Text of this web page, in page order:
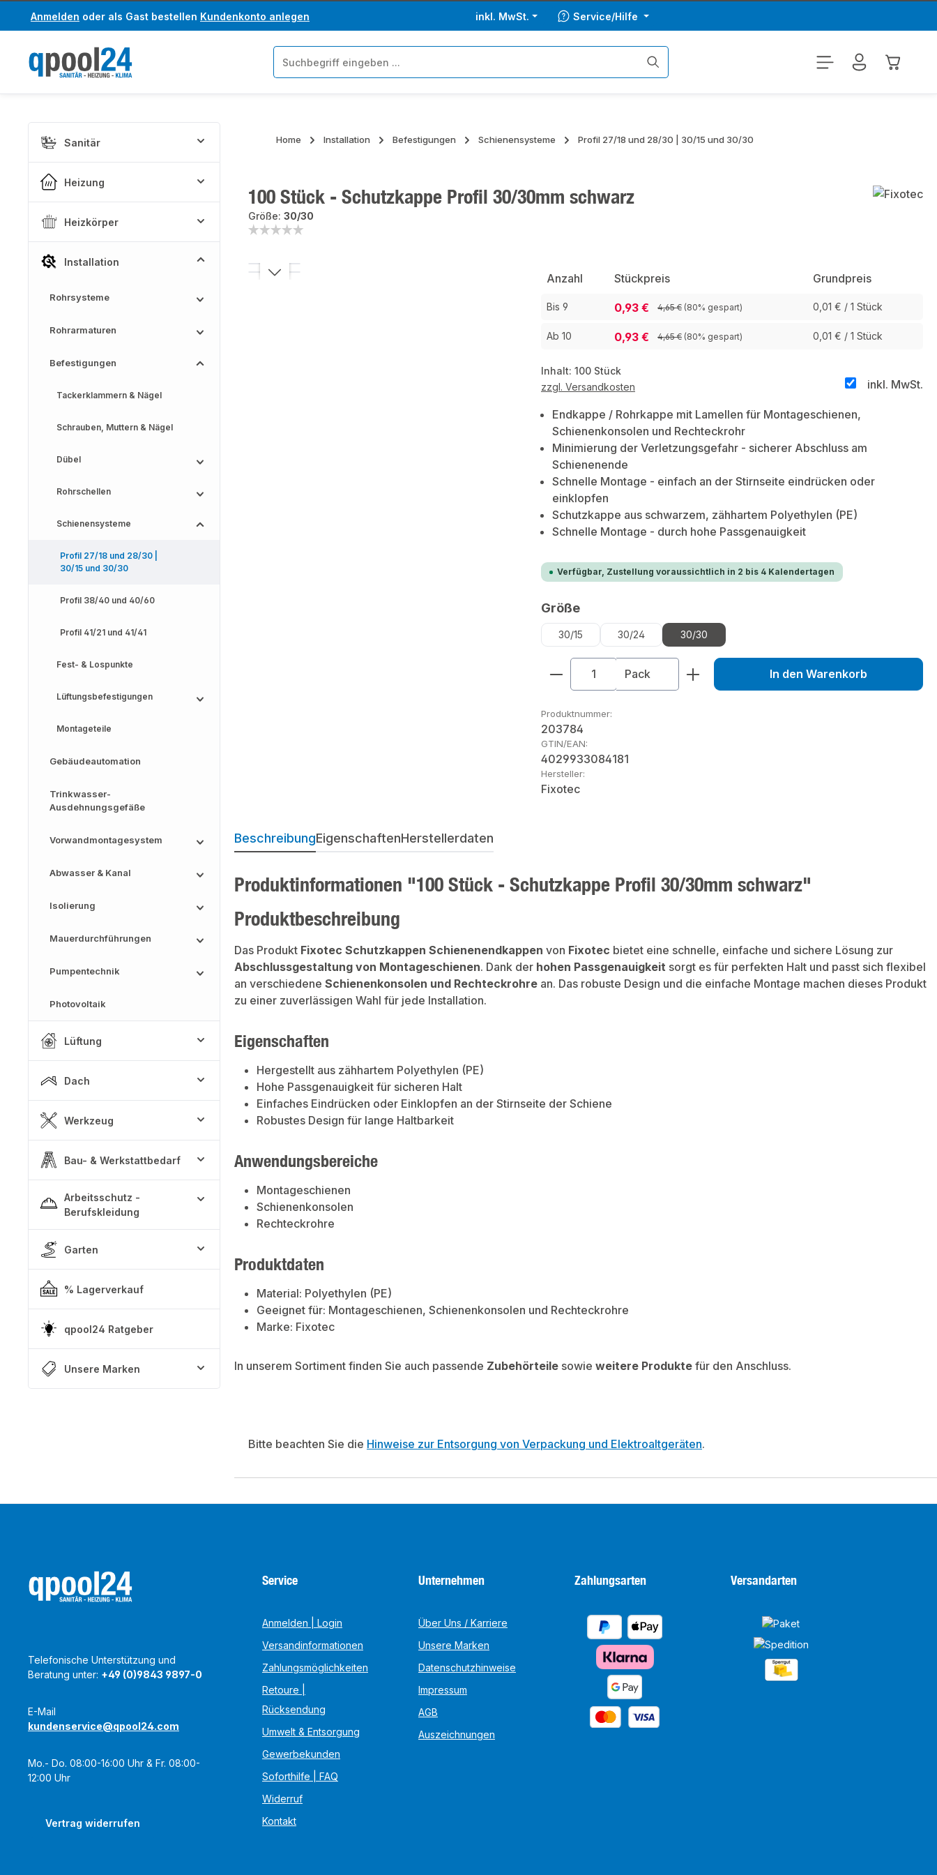
Hauptinhalt springen
Zur Suche springen
Anmelden oder als Gast bestellen Kundenkonto anlegen inkl. MwSt. Service/Hilfe
Sanitär
Heizung
Heizkörper
Installation
Rohrsysteme
Rohrarmaturen
Befestigungen
Tackerklammern & Nägel
Schrauben, Muttern & Nägel
Dübel
Rohrschellen
Schienensysteme
Profil 27/18 und 28/30 |
30/15 und 30/30
Profil 38/40 und 40/60
Profil 41/21 und 41/41
Fest- & Lospunkte
Lüftungsbefestigungen
Montageteile
Gebäudeautomation
Trinkwasser-
Ausdehnungsgefäße
Vorwandmontagesystem
Abwasser & Kanal
Isolierung
Mauerdurchführungen
Pumpentechnik
Photovoltaik
Lüftung
Dach
Werkzeug
Bau- & Werkstattbedarf
Arbeitsschutz -
Berufskleidung
Garten
% Lagerverkauf
qpool24 Ratgeber
Unsere Marken
Home Installation Befestigungen Schienensysteme Profil 27/18 und 28/30 | 30/15 und 30/30
100 Stück - Schutzkappe Profil 30/30mm schwarz
Größe: 30/30
Bildergalerie überspringen
Anzahl Stückpreis Grundpreis
Bis 9 0,93 € 4,65 € (80% gespart) 0,01 € / 1 Stück
Ab 10 0,93 € 4,65 € (80% gespart) 0,01 € / 1 Stück
Inhalt: 100 Stück
inkl. MwSt.
zzgl. Versandkosten
Endkappe / Rohrkappe mit Lamellen für Montageschienen,
Schienenkonsolen und Rechteckrohr
Minimierung der Verletzungsgefahr - sicherer Abschluss am
Schienenende
Schnelle Montage - einfach an der Stirnseite eindrücken oder
einklopfen
Schutzkappe aus schwarzem, zähhartem Polyethylen (PE)
Schnelle Montage - durch hohe Passgenauigkeit
Verfügbar, Zustellung voraussichtlich in 2 bis 4 Kalendertagen
Größeauswählen
30/15 30/24 30/30
Produkt Anzahl: Gib den gewünschten Wert
Pack In den Warenkorb
Produktnummer:
203784
GTIN/EAN:
4029933084181
Hersteller:
Fixotec
BeschreibungEigenschaftenHerstellerdaten
Produktinformationen "100 Stück - Schutzkappe Profil 30/30mm schwarz"
Produktbeschreibung
Das Produkt Fixotec Schutzkappen Schienenendkappen von Fixotec bietet eine schnelle, einfache und sichere Lösung zur
Abschlussgestaltung von Montageschienen. Dank der hohen Passgenauigkeit sorgt es für perfekten Halt und passt sich flexibel
an verschiedene Schienenkonsolen und Rechteckrohre an. Das robuste Design und die einfache Montage machen dieses Produkt
zu einer zuverlässigen Wahl für jede Installation.
Eigenschaften
Hergestellt aus zähhartem Polyethylen (PE)
Hohe Passgenauigkeit für sicheren Halt
Einfaches Eindrücken oder Einklopfen an der Stirnseite der Schiene
Robustes Design für lange Haltbarkeit
Anwendungsbereiche
Montageschienen
Schienenkonsolen
Rechteckrohre
Produktdaten
Material: Polyethylen (PE)
Geeignet für: Montageschienen, Schienenkonsolen und Rechteckrohre
Marke: Fixotec
In unserem Sortiment finden Sie auch passende Zubehörteile sowie weitere Produkte für den Anschluss.
Bitte beachten Sie die Hinweise zur Entsorgung von Verpackung und Elektroaltgeräten.
Telefonische Unterstützung und
Beratung unter: +49 (0)9843 9897-0
E-Mail
kundenservice@qpool24.com
Mo.- Do. 08:00-16:00 Uhr & Fr. 08:00-
12:00 Uhr
Vertrag widerrufen
Service
Anmelden | Login
Versandinformationen
Zahlungsmöglichkeiten
Retoure |
Rücksendung
Umwelt & Entsorgung
Gewerbekunden
Soforthilfe | FAQ
Widerruf
Kontakt
Unternehmen
Über Uns / Karriere
Unsere Marken
Datenschutzhinweise
Impressum
AGB
Auszeichnungen
Zahlungsarten Versandarten